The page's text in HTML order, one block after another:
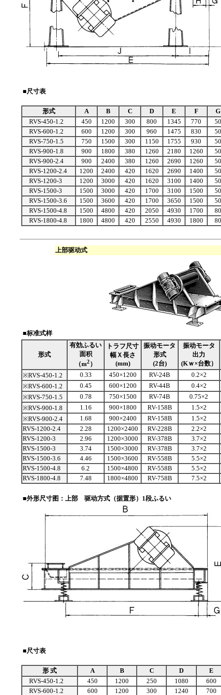
■尺寸表
形式 A B C D E F
G
RVS-450-1.2
450 1200 300 800 1345 770
50
RVS-600-1.2
600 1200 300 960 1475 830
50
RVS-750-1.5
750 1500 300 1150 1755 930
50
RVS-900-1.8
900 1800 380 1260 2180 1260
50
RVS-900-2.4
900 2400 380 1260 2690 1260
50
RVS-1200-2.4
1200 2400 420 1620 2690 1400
50
RVS-1200-3
1200 3000 420 1620 3100 1400
50
RVS-1500-3
1500 3000 420 1700 3100 1500
50
RVS-1500-3.6
1500 3600 420 1700 3650 1500
50
RVS-1500-4.8
1500 4800 420 2050 4930 1700
80
RVS-1800-4.8
1800 4800 420 2550 4930 1800 80
上部驱动式
■标准式样
形式
有効ふるい
面积
（m2 ）
トラフ尺寸
幅Ｘ長さ
(mm)
振动モータ
形式
(2台)
振动モータ
出力
(Kｗ×台数）
※RVS-450-1.2
0.33 450×1200 RV-24B
0.2×2
※RVS-600-1.2
0.45 600×1200 RV-44B
0.4×2
※RVS-750-1.5
0.78 750×1500 RV-74B
0.75×2
※RVS-900-1.8
1.16 900×1800 RV-158B
1.5×2
※RVS-900-2.4
1.68 900×2400 RV-158B
1.5×2
RVS-1200-2.4
2.28 1200×2400 RV-228B
2.2×2
RVS-1200-3
2.96 1200×3000 RV-378B
3.7×2
RVS-1500-3
3.74 1500×3000 RV-378B
3.7×2
RVS-1500-3.6
4.46 1500×3600 RV-558B
5.5×2
RVS-1500-4.8
6.2 1500×4800 RV-558B
5.5×2
RVS-1800-4.8
7.48 1800×4800 RV-758B 7.5×2
■外形尺寸图：上部 驱动方式（据置形）1段ふるい
■尺寸表
形 式 A B C D
E
RVS-450-1.2
450 1200 250 1080
600
RVS-600-1.2
600 1200 300 1240 700